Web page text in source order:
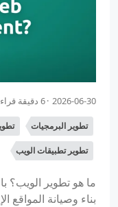
2026-06-30 6 دقيقة قراءة
تطوير البرمجيات
تطوير تطبيقات الويب
ما هو تطوير الويب؟
بناء وصيانة المواقع